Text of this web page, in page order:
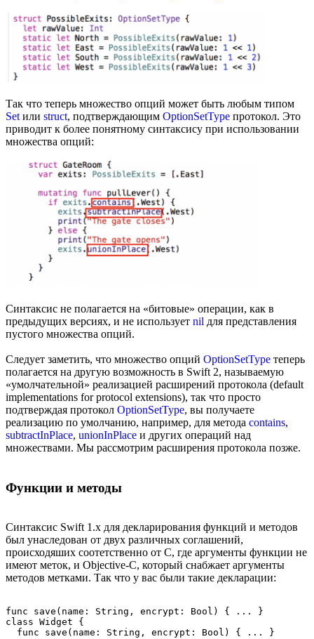
Так что теперь множество опций может быть любым типом
Set или struct, подтверждающим OptionSetType протокол. Это
приводит к более понятному синтаксису при использовании
множества опций:
Синтаксис не полагается на «битовые» операции, как в
предыдущих версиях, и не использует nil для представления
пустого множества опций.
Следует заметить, что множество опций OptionSetType теперь
полагается на другую возможность в Swift 2, называемую
«умолчательной» реализацией расширений протокола (default
implementations for protocol extensions), так что просто
подтверждая протокол OptionSetType, вы получаете
реализацию по умолчанию, например, для метода contains,
subtractInPlace, unionInPlace и других операций над
множествами. Мы рассмотрим расширения протокола позже.
Функции и методы
Синтаксис Swift 1.x для декларирования функций и методов
был унаследован от двух различных соглашений,
происходяших соотетственно от C, где аргументы функции не
имеют меток, и Objective-C, который снабжает аргументы
методов метками. Так что у вас были такие декларации:
func save(name: String, encrypt: Bool) { ... }
class Widget {
  func save(name: String, encrypt: Bool) { ... }